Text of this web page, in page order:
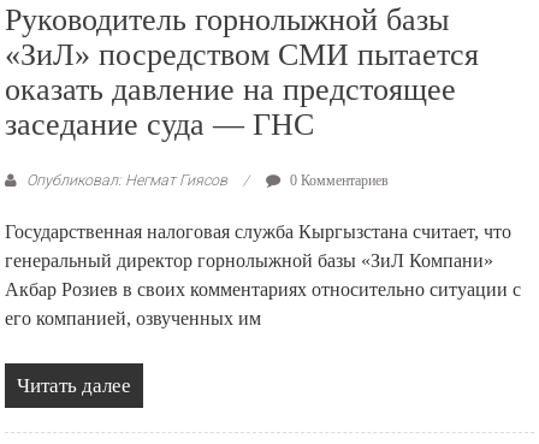
Руководитель горнолыжной базы
«ЗиЛ» посредством СМИ пытается
оказать давление на предстоящее
заседание суда — ГНС
Опубликовал: Негмат Гиясов 0 Комментариев
Государственная налоговая служба Кыргызстана считает, что
генеральный директор горнолыжной базы «ЗиЛ Компани»
Акбар Розиев в своих комментариях относительно ситуации с
его компанией, озвученных им
Читать далее